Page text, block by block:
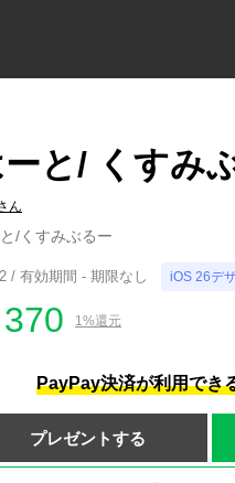
と/ くすみ
ん
/くすみぶるー
/ 有効期間 - 期限なし iOS 26デ
370 1%還元
PayPay決済が利用でき
プレゼントする